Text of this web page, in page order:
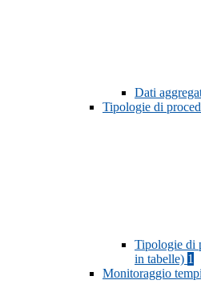
Dati
Tipologie di
Tipologie di
in tabelle) 1
Monitoraggio